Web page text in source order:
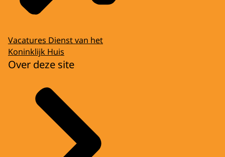
Vacatures Dienst van het
Koninklijk Huis
Over deze site